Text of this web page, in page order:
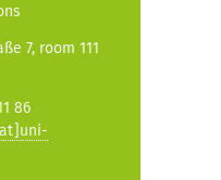
7, room 111
86